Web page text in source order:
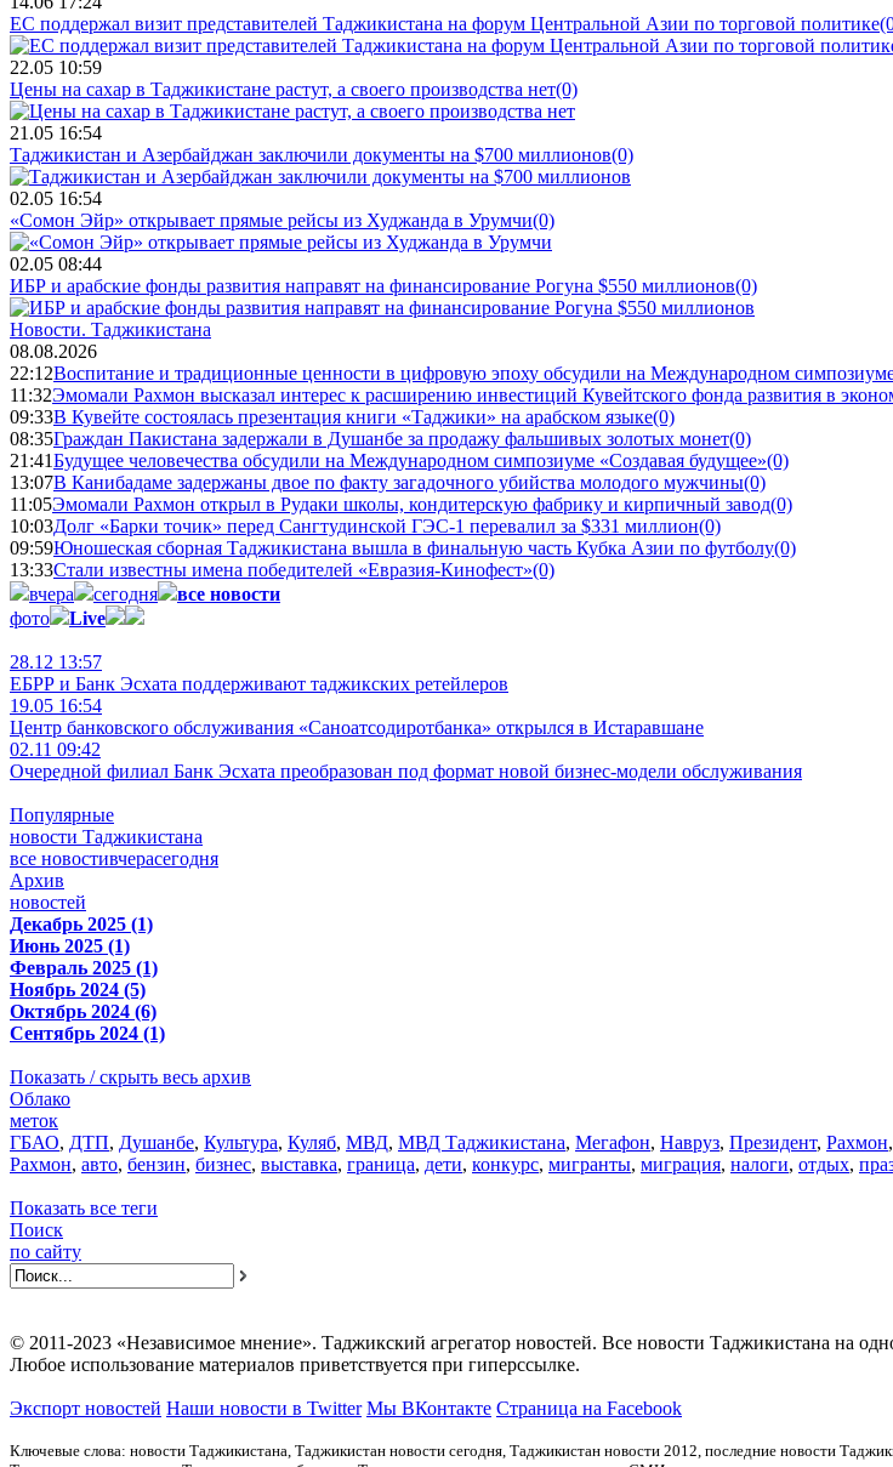
ЕС поддержал визит представителей Таджикистана на форум Центральной Азии по торговой политике
22.05 10:59
Цены на сахар в Таджикистане растут, а своего производства нет(0)
21.05 16:54
Таджикистан и Азербайджан заключили документы на $700 миллионов(0)
02.05 16:54
«Сомон Эйр» открывает прямые рейсы из Худжанда в Урумчи(0)
02.05 08:44
ИБР и арабские фонды развития направят на финансирование Рогуна $550 миллионов(0)
Новости. Таджикистана
08.08.2026
22:12Воспитание и традиционные ценности в цифровую эпоху обсудили на Международном
11:32Эмомали Рахмон высказал интерес к расширению инвестиций Кувейтского фонда развития в
09:33В Кувейте состоялась презентация книги «Таджики» на арабском языке(0)
08:35Граждан Пакистана задержали в Душанбе за продажу фальшивых золотых монет(0)
21:41Будущее человечества обсудили на Международном симпозиуме «Создавая будущее»(0)
13:07В Канибадаме задержаны двое по факту загадочного убийства молодого мужчины(0)
11:05Эмомали Рахмон открыл в Рудаки школы, кондитерскую фабрику и кирпичный завод(0)
10:03Долг «Барки точик» перед Сангтудинской ГЭС-1 перевалил за $331 миллион(0)
09:59Юношеская сборная Таджикистана вышла в финальную часть Кубка Азии по футболу(0)
13:33Стали известны имена победителей «Евразия-Кинофест»(0)
вчера
сегодня
все новости
фото
Live
28.12 13:57
ЕБРР и Банк Эсхата поддерживают таджикских ретейлеров
19.05 16:54
Центр банковского обслуживания «Саноатсодиротбанка» открылся в Истаравшане
02.11 09:42
Очередной филиал Банк Эсхата преобразован под формат новой бизнес-модели обслуживания
Популярные
новости Таджикистана
все новостивчерасегодня
Архив
новостей
Декабрь 2025 (1)
Июнь 2025 (1)
Февраль 2025 (1)
Ноябрь 2024 (5)
Октябрь 2024 (6)
Сентябрь 2024 (1)
Показать / скрыть весь архив
Облако
меток
ГБАО, ДТП, Душанбе, Культура, Куляб, МВД, МВД Таджикистана, Мегафон, Навруз, Президент, Рахмон,
Рахмон, авто, бензин, бизнес, выставка, граница, дети, конкурс, мигранты, миграция, налоги, отдых,
Показать все теги
Поиск
по сайту
© 2011-2023 «Независимое мнение». Таджикский агрегатор новостей. Все новости Таджикистана на
Любое использование материалов приветствуется при гиперссылке.
Экспорт новостей Наши новости в Twitter Мы ВКонтакте Страница на Facebook
Ключевые слова: новости Таджикистана, Таджикистан новости сегодня, Таджикистан новости 2012, последние новости